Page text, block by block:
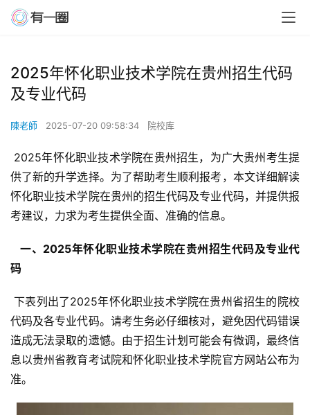
2025年怀化职业技术学院在贵州招生代码
及专业代码
陳老師 2025-07-20 09:58:34 院校库
供了新的升学选择。为了帮助考生顺利报考，本文详细解读
怀化职业技术学院在贵州的招生代码及专业代码，并提供报
考建议，力求为考生提供全面、准确的信息。
  一、2025年怀化职业技术学院在贵州招生代码及专业代
码
下表列出了2025年怀化职业技术学院在贵州省招生的院校
代码及各专业代码。请考生务必仔细核对，避免因代码错误
造成无法录取的遗憾。由于招生计划可能会有微调，最终信
息以贵州省教育考试院和怀化职业技术学院官方网站公布为
准。